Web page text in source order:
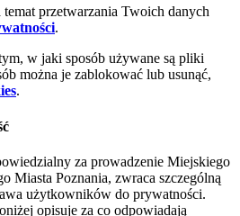
temat przetwarzania Twoich danych
.
w jaki sposób używane są pliki
można je zablokować lub usunąć,
.
za prowadzenie Miejskiego
Miasta Poznania, zwraca szczególną
użytkowników do prywatności.
opisuje za co odpowiadają